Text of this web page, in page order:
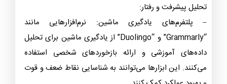
تحلیل پیشرفت و رفتار:
– پلتفرم‌های یادگیری ماشین: نرم‌افزارهایی مانند
“Grammarly” و “Duolingo” از یادگیری ماشین برای تحلیل
داده‌های آموزشی و ارائه بازخوردهای شخصی استفاده
می‌کنند. این ابزارها می‌توانند به شناسایی نقاط ضعف و قوت